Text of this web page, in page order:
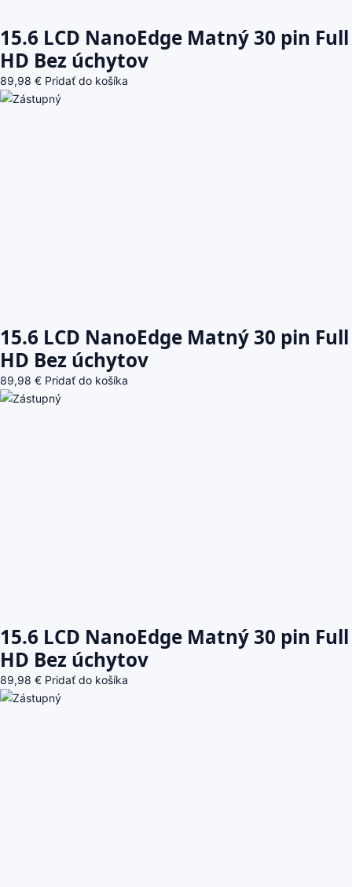
15.6 LCD NanoEdge Matný 30 pin Full
HD Bez úchytov
89,98 € Pridať do košíka
15.6 LCD NanoEdge Matný 30 pin Full
HD Bez úchytov
89,98 € Pridať do košíka
15.6 LCD NanoEdge Matný 30 pin Full
HD Bez úchytov
89,98 € Pridať do košíka